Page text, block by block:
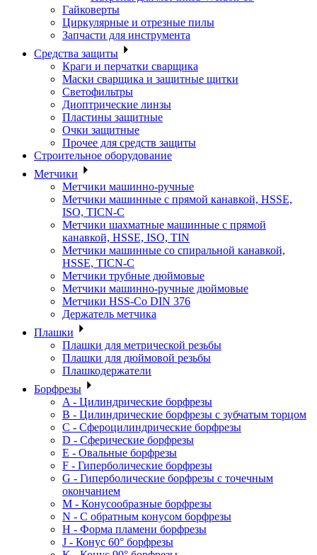
Гайковерты
Циркулярные и отрезные пилы
Запчасти для инструмента
Средства защиты
Краги и перчатки сварщика
Маски сварщика и защитные щитки
Светофильтры
Диоптрические линзы
Пластины защитные
Очки защитные
Прочее для средств защиты
Строительное оборудование
Метчики
Метчики машинно-ручные
Метчики машинные с прямой канавкой, HSSE,
ISO, TICN-C
Метчики шахматные машинные с прямой
канавкой, HSSE, ISO, TIN
Метчики машинные со спиральной канавкой,
HSSE, TICN-C
Метчики трубные дюймовые
Метчики машинно-ручные дюймовые
Метчики HSS-Co DIN 376
Держатель метчика
Плашки
Плашки для метрической резьбы
Плашки для дюймовой резьбы
Плашкодержатели
Борфрезы
A - Цилиндрические борфрезы
B - Цилиндрические борфрезы с зубчатым торцом
C - Сфероцилиндрические борфрезы
D - Сферические борфрезы
E - Овальные борфрезы
F - Гиперболические борфрезы
G - Гиперболические борфрезы с точечным
окончанием
M - Конусообразные борфрезы
N - С обратным конусом борфрезы
H - Форма пламени борфрезы
J - Конус 60° борфрезы